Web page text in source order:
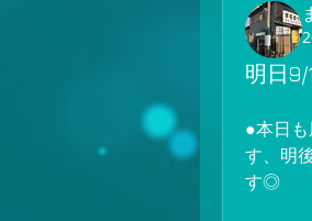
明日
●本日
す、明
す◎